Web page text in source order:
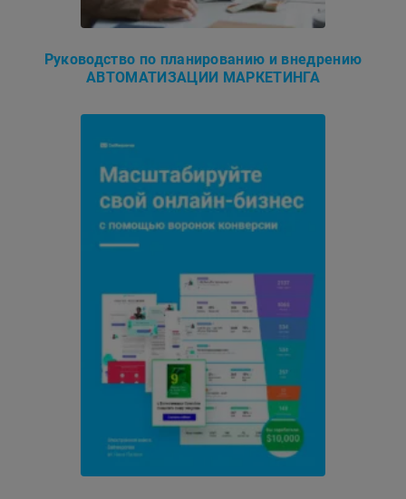
Руководство по планированию и внедрению
АВТОМАТИЗАЦИИ МАРКЕТИНГА